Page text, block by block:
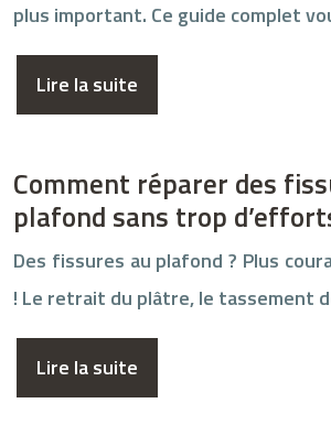
plus important. Ce guide complet
Lire la suite
Comment réparer des
plafond sans trop
Des fissures au plafond ? Plus
! Le retrait du plâtre, le tassement
Lire la suite